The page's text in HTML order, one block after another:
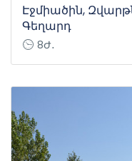
Էջմիածին,
Գեղարդ
8Ժ․